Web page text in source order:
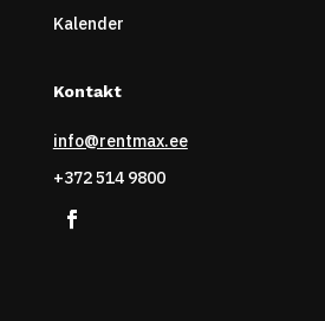
Kalender
Kontakt
info@rentmax.ee
+372 514 9800